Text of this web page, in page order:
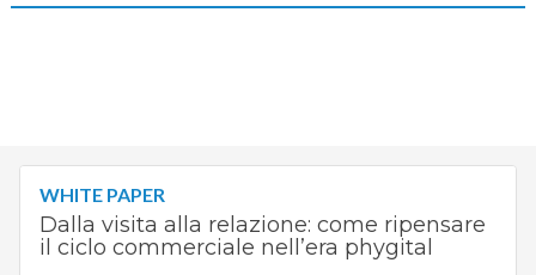
WHITE PAPER
Dalla visita alla relazione: come ripensare
il ciclo commerciale nell’era phygital